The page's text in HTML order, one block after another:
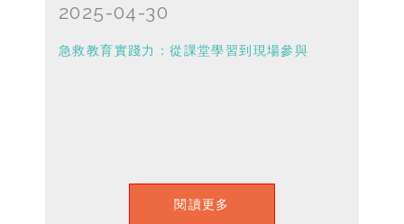
2025-04-30
急救教育實踐力：從課堂學習到現場參與
閱讀更多